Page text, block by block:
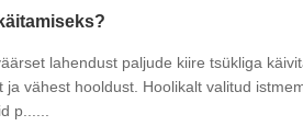
lahendust paljude kiire tsükliga
vähest hooldust. Hoolikalt valitud
p......